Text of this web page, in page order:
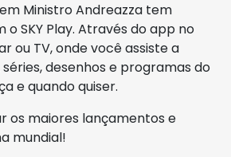
Ministro Andreazza tem
SKY Play. Através do app no
ou TV, onde você assiste a
desenhos e programas do
e quando quiser.
os maiores lançamentos e
mundial!